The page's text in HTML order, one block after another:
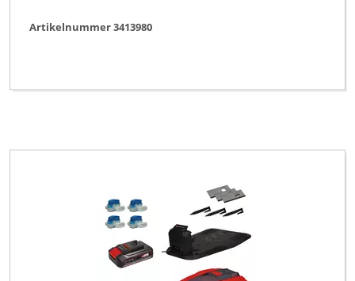
Artikelnummer 3413980